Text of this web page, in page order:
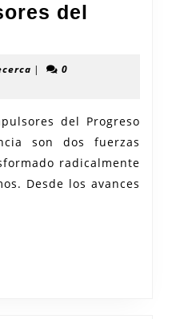
del
d-|
0
del Progreso
son dos fuerzas
radicalmente
Desde los avances